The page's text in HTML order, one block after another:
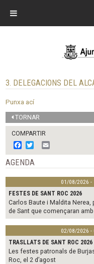
3. DELEGACIONS DEL
Punxa ací
TORNAR
COMPARTIR
F
a
c
e
b
o
o
k
w
i
t
t
e
r
m
i
l
AGENDA
01/08/2026 -
FESTES DE SANT ROC 2026
Carlos Baute i Maldita
de Sant que començaran
02/08/2026 -
TRASLLATS DE SANT ROC 2026
Les festes patronals de
Roc, el 2 d’agost